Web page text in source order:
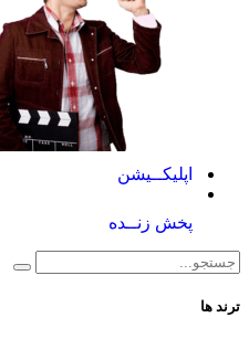
اپلیکــیشن
پخش زنــده
ترند ها